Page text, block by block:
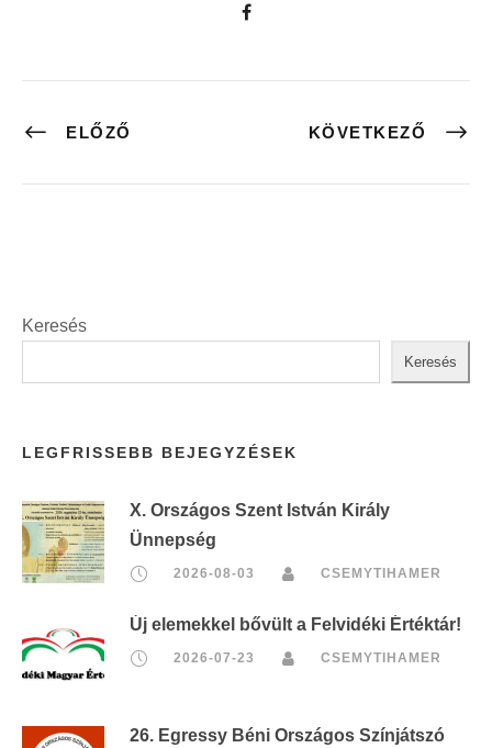
ELŐZŐ KÖVETKEZŐ
Keresés
Keresés
LEGFRISSEBB BEJEGYZÉSEK
X. Országos Szent István Király
Ünnepség
2026-08-03 CSEMYTIHAMER
Új elemekkel bővült a Felvidéki Értéktár!
2026-07-23 CSEMYTIHAMER
26. Egressy Béni Országos Színjátszó